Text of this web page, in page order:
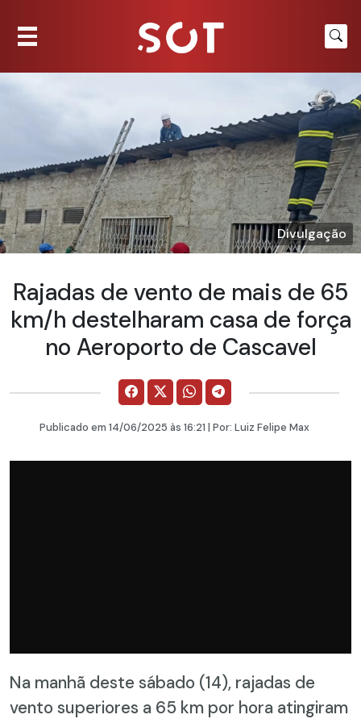
Divulgação
Rajadas de vento de mais de 65
km/h destelharam casa de força
no Aeroporto de Cascavel
Publicado em 14/06/2025 às 16:21 | Por: Luiz Felipe Max
Na manhã deste sábado (14), rajadas de
vento superiores a 65 km por hora atingiram